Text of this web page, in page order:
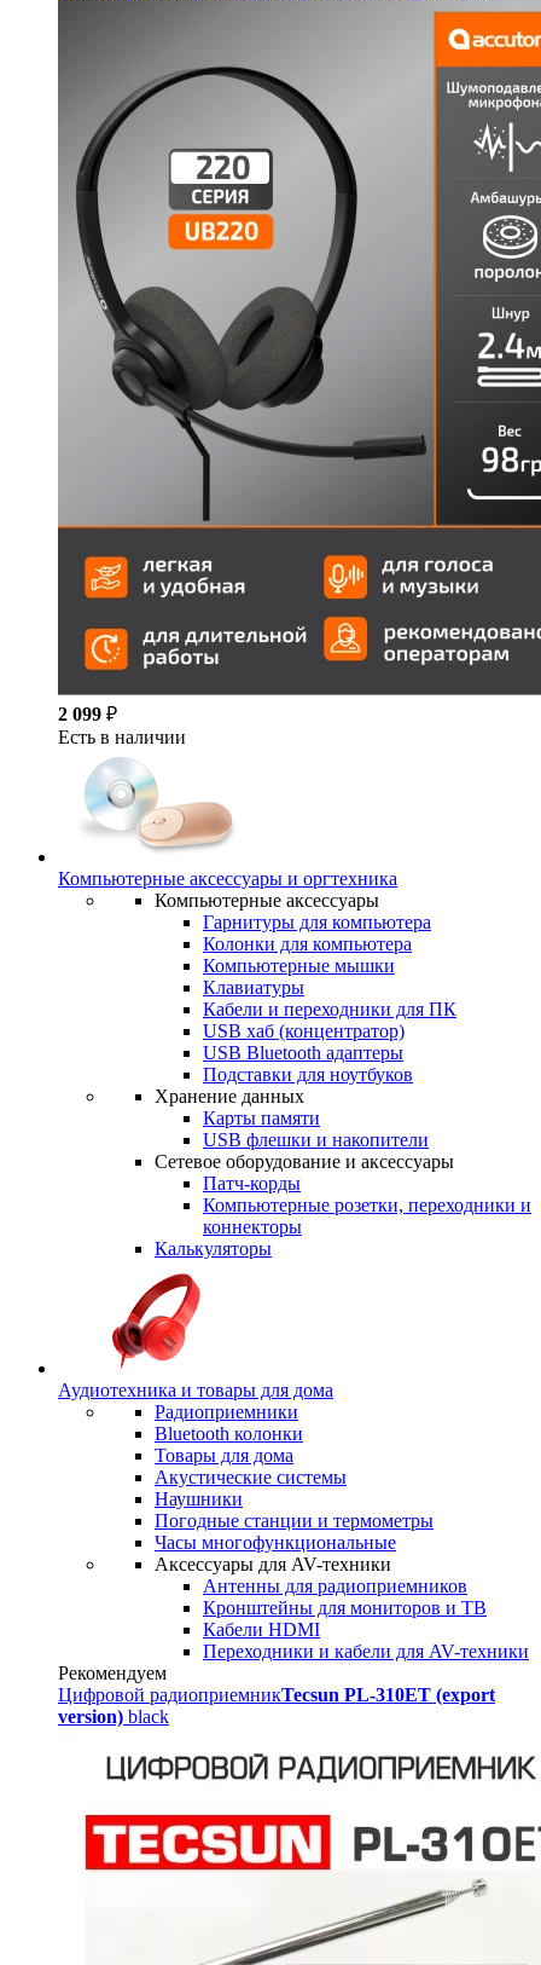
2 099 ₽
Есть в наличии
Компьютерные аксессуары и оргтехника
Компьютерные аксессуары
Гарнитуры для компьютера
Колонки для компьютера
Компьютерные мышки
Клавиатуры
Кабели и переходники для ПК
USB хаб (концентратор)
USB Bluetooth адаптеры
Подставки для ноутбуков
Хранение данных
Карты памяти
USB флешки и накопители
Сетевое оборудование и аксессуары
Патч-корды
Компьютерные розетки, переходники и
коннекторы
Калькуляторы
Аудиотехника и товары для дома
Радиоприемники
Bluetooth колонки
Товары для дома
Акустические системы
Наушники
Погодные станции и термометры
Часы многофункциональные
Аксессуары для AV-техники
Антенны для радиоприемников
Кронштейны для мониторов и ТВ
Кабели HDMI
Переходники и кабели для AV-техники
Рекомендуем
Цифровой радиоприемникTecsun PL-310ET (export
version) black